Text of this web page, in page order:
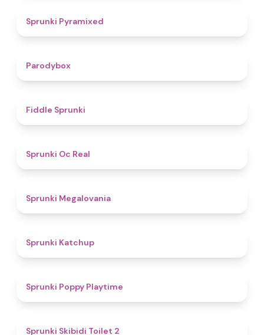
Sprunki Pyramixed
Parodybox
Fiddle Sprunki
Sprunki Oc Real
Sprunki Megalovania
Sprunki Katchup
Sprunki Poppy Playtime
Sprunki Skibidi Toilet 2